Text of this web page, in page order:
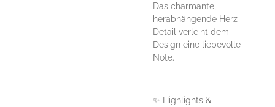
Das charmante,
herabhängende Herz-
Detail verleiht dem
Design eine liebevolle
Note.
✨ Highlights &